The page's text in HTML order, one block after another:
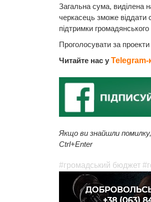
Загальна сума, виділена
черкасець зможе віддати
підтримки
Проголосувати за
Читайте нас у Telegram-
Якщо ви знайшли
Ctrl+Enter
#громадський бюджет